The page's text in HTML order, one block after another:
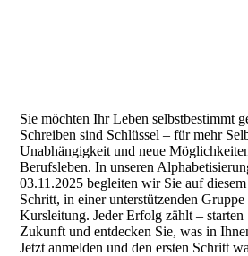
Sie möchten Ihr Leben selbstbestimmt
Schreiben sind Schlüssel – für mehr
Unabhängigkeit und neue
Berufsleben. In unseren
03.11.2025 begleiten wir Sie auf
Schritt, in einer unterstützenden
Kursleitung. Jeder Erfolg zählt – starten
Zukunft und entdecken Sie, was in
Jetzt anmelden und den ersten Schritt